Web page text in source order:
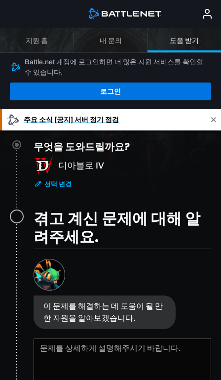
지원 홈 내 문의 도움 받기
Battle.net 계정에 로그인하면 더 많은 지원 서비스를 확인할
수 있습니다.
로그인
주요 소식 [공지] 서버 정기 점검
무엇을 도와드릴까요?
디아블로 IV
선택 변경
겪고 계신 문제에 대해 알
려주세요.
이 문제를 해결하는 데 도움이 될 만
한 자원을 알아보겠습니다.